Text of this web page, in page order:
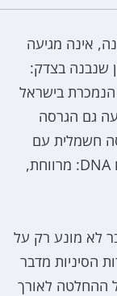
אינה מגיעה
שנבנה בצדק:
הנמכרת בישראל
2026. כעת מגיעה גם הגרסה
חשמלית עם
טווח של כ-500 ק"מ – וממשיכה את אותו DNA: מרווחת,
החשמלי בישראל של 2026 כבר לא מונע רק על
הסיניות מדבר
ההחלטה לאורך